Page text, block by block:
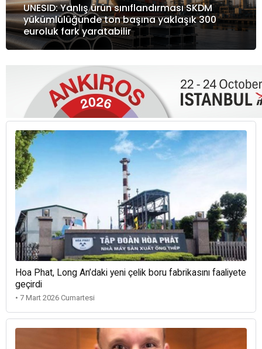
UNESID: Yanlış ürün sınıflandırması SKDM
yükümlülüğünde ton başına yaklaşık 300
euroluk fark yaratabilir
Hoa Phat, Long An’daki yeni çelik boru fabrikasını faaliyete
geçirdi
• 7 Mart 2026 Cumartesi